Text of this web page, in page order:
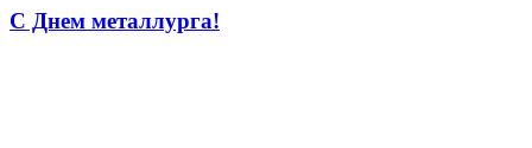
С Днем металлурга!